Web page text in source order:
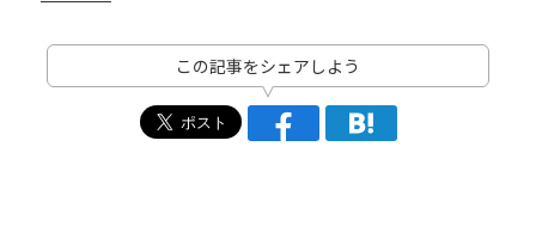
この記事をシェアしよう